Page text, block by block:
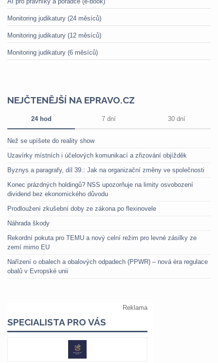
Monitoring judikatury (24 měsíců)
Monitoring judikatury (12 měsíců)
Monitoring judikatury (6 měsíců)
NEJČTENĚJŠÍ NA EPRAVO.CZ
24 hod 7 dní 30 dní
Než se upíšete do reality show
Uzavírky místních i účelových komunikací a zřizování objížděk
Byznys a paragrafy, díl 39.: Jak na organizační změny ve společnosti
Konec prázdných holdingů? NSS upozorňuje na limity osvobození
dividend bez ekonomického důvodu
Prodloužení zkušební doby ze zákona po flexinovele
Náhrada škody
Rekordní pokuta pro TEMU a nový celní režim pro levné zásilky ze
zemí mimo EU
Nařízení o obalech a obalových odpadech (PPWR) – nová éra regulace
obalů v Evropské unii